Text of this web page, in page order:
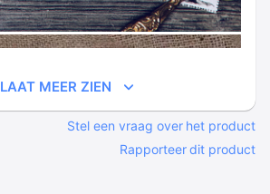
LAAT MEER ZIEN
Stel een vraag over het product
Rapporteer dit product